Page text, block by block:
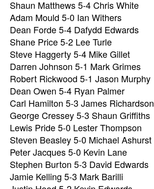
Shaun Matthews 5-4 Chris White
Adam Mould 5-0 Ian Withers
Dean Forde 5-4 Dafydd Edwards
Shane Price 5-2 Lee Turle
Steve Haggerty 5-4 Mike Gillet
Darren Johnson 5-1 Mark Grimes
Robert Rickwood 5-1 Jason Murphy
Dean Owen 5-4 Ryan Palmer
Carl Hamilton 5-3 James Richardson
George Cressey 5-3 Shaun Griffiths
Lewis Pride 5-0 Lester Thompson
Steven Beasley 5-0 Michael Ashurst
Peter Jacques 5-0 Kevin Lane
Stephen Burton 5-3 David Edwards
Jamie Kelling 5-3 Mark Barilli